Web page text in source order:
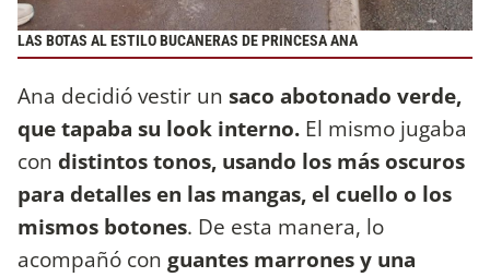
LAS BOTAS AL ESTILO BUCANERAS DE PRINCESA ANA
Ana decidió vestir un saco abotonado verde,
que tapaba su look interno. El mismo jugaba
con distintos tonos, usando los más oscuros
para detalles en las mangas, el cuello o los
mismos botones. De esta manera, lo
acompañó con guantes marrones y una